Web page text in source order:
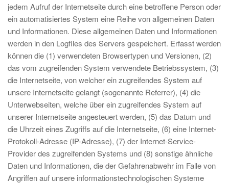
jedem Aufruf der Internetseite durch eine betroffene Person oder
ein automatisiertes System eine Reihe von allgemeinen Daten
und Informationen. Diese allgemeinen Daten und Informationen
werden in den Logfiles des Servers gespeichert. Erfasst werden
können die (1) verwendeten Browsertypen und Versionen, (2)
das vom zugreifenden System verwendete Betriebssystem, (3)
die Internetseite, von welcher ein zugreifendes System auf
unsere Internetseite gelangt (sogenannte Referrer), (4) die
Unterwebseiten, welche über ein zugreifendes System auf
unserer Internetseite angesteuert werden, (5) das Datum und
die Uhrzeit eines Zugriffs auf die Internetseite, (6) eine Internet-
Protokoll-Adresse (IP-Adresse), (7) der Internet-Service-
Provider des zugreifenden Systems und (8) sonstige ähnliche
Daten und Informationen, die der Gefahrenabwehr im Falle von
Angriffen auf unsere informationstechnologischen Systeme